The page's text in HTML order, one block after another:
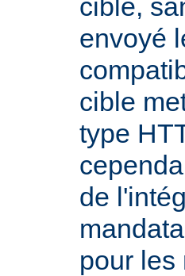
cible,
envoyé
cible
type
de
pour les